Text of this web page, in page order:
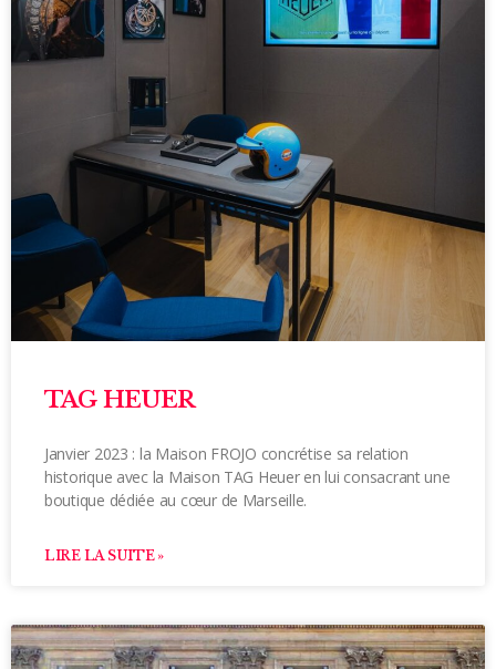
TAG HEUER
Janvier 2023 : la Maison FROJO concrétise sa relation
historique avec la Maison TAG Heuer en lui consacrant une
boutique dédiée au cœur de Marseille.
LIRE LA SUITE »